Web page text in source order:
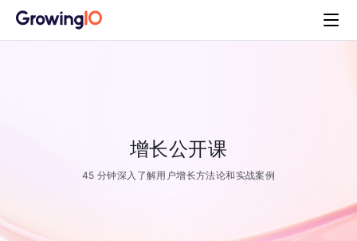
增长公开课
45 分钟深入了解用户增长方法论和实战案例